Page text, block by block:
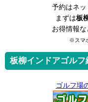
予約はネ
まずは板
お得情報な
※スマ
板柳インドアゴルフ
ゴルフ場